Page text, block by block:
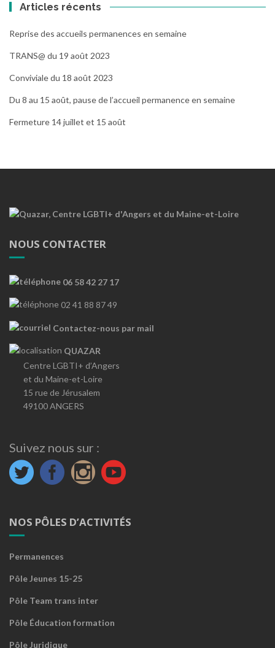
Articles récents
Reprise des accueils permanences en semaine
TRANS@ du 19 août 2023
Conviviale du 18 août 2023
Du 8 au 15 août, pause de l’accueil permanence en semaine
Fermeture 14 juillet et 15 août
NOUS CONTACTER
06 58 42 27 17
02 41 88 87 49
Contactez-nous par mail
QUAZAR
Centre LGBTI+ d’Angers
et du Maine-et-Loire
15 rue de Jérusalem
49100 ANGERS
Suivez nous sur :
NOS PÔLES D’ACTIVITÉS
Permanences
Pôle Jeunes 15-25
Pôle Team trans inter
Pôle Éducation formation
Pôle Juridique